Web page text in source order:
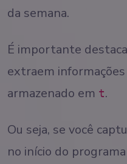
da semana.
É importante
extraem
armazenado em t.
Ou seja, se você
no início do